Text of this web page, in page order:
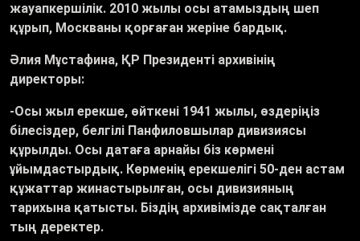
жауапкершілік. 2010 жылы осы атамыздың шеп
құрып, Москваны қорғаған жеріне бардық.
Әлия Мұстафина, ҚР Президенті архивінің
директоры:
-Осы жыл ерекше, өйткені 1941 жылы, өздеріңіз
білесіздер, белгілі Панфиловшылар дивизиясы
құрылды. Осы датаға арнайы біз көрмені
ұйымдастырдық. Көрменің ерекшелігі 50-ден астам
құжаттар жинастырылған, осы дивизияның
тарихына қатысты. Біздің архивімізде сақталған
тың деректер.